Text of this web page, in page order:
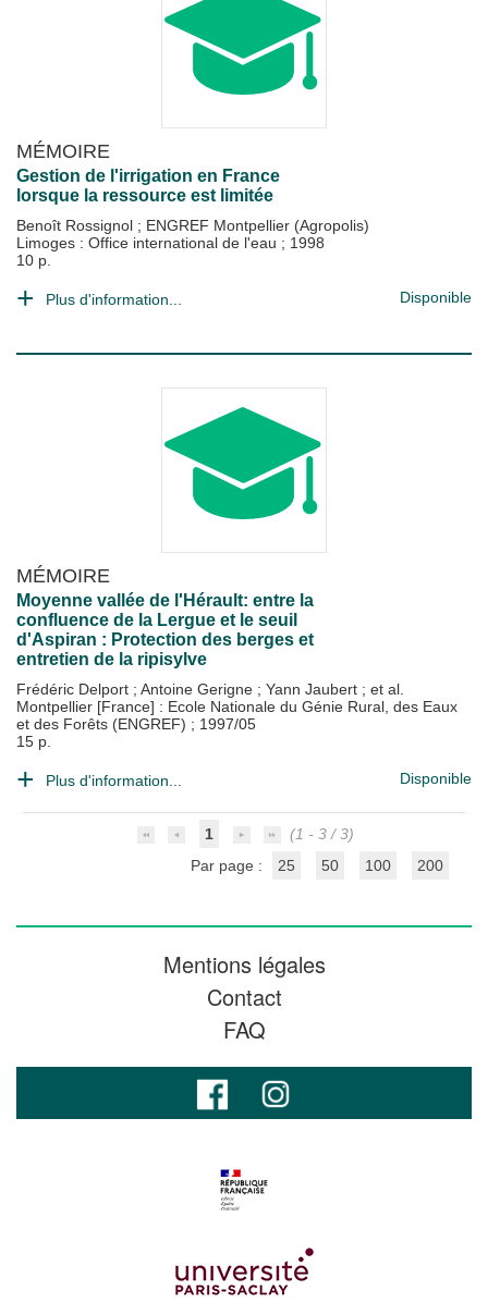
MÉMOIRE
Gestion de l'irrigation en France
lorsque la ressource est limitée
Benoît Rossignol ; ENGREF Montpellier (Agropolis)
Limoges : Office international de l'eau ; 1998
10 p.
Plus d'information... Disponible
MÉMOIRE
Moyenne vallée de l'Hérault: entre la
confluence de la Lergue et le seuil
d'Aspiran : Protection des berges et
entretien de la ripisylve
Frédéric Delport ; Antoine Gerigne ; Yann Jaubert ; et al.
Montpellier [France] : Ecole Nationale du Génie Rural, des Eaux
et des Forêts (ENGREF) ; 1997/05
15 p.
Plus d'information... Disponible
1
(1 - 3 / 3)
Par page :
25 50 100 200
Mentions légales
Contact
FAQ